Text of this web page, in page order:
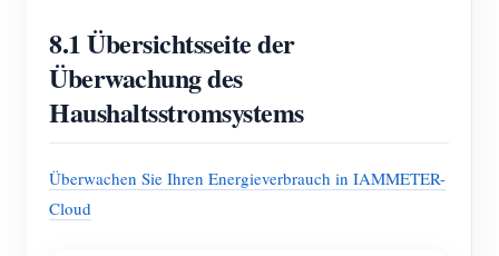
8.1 Übersichtsseite der
Überwachung des
Haushaltsstromsystems
Überwachen Sie Ihren Energieverbrauch in IAMMETER-
Cloud